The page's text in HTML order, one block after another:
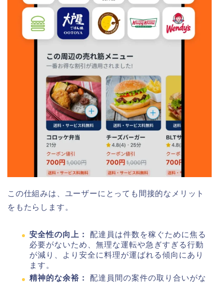
この仕組みは、ユーザーにとっても間接的なメリット
をもたらします。
安全性の向上：
配達員は件数を稼ぐために焦る
必要がないため、無理な運転や急ぎすぎる行動
が減り、より安全に料理が運ばれる傾向にあり
ます。
精神的な余裕：
配達員間の案件の取り合いがな